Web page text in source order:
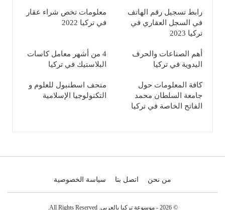
رابط تسجيل رقم الهاتف
في السجل العقاري في
تركيا 2023
معلومات تخص شراء عقار
في تركيا 2022
أهم الصناعات والحرف
اليدوية في تركيا
4 من أشهر معامل كاسات
البلاستيك في تركيا
كافة المعلومات حول
جامعة السلطان محمد
الفاتح الخاصة في تركيا
متحف اسطنبول للعلوم و
التكنولوجيا الإسلامية
من نحن اتصل بنا سياسة الخصوصية
© 2026 - موسوعة تركيا بالعربي. All Rights Reserved.